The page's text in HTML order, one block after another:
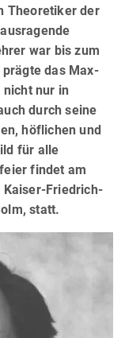
Theoretiker der
war bis zum
das Max-
nur in
durch seine
höflichen und
für alle
findet am
Kaiser-Friedrich-
statt.